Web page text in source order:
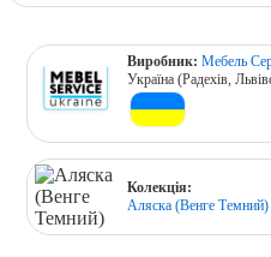
Виробник:Мебель
Україна (Радехів,
Колекція:
Аляска (Венге Темний)